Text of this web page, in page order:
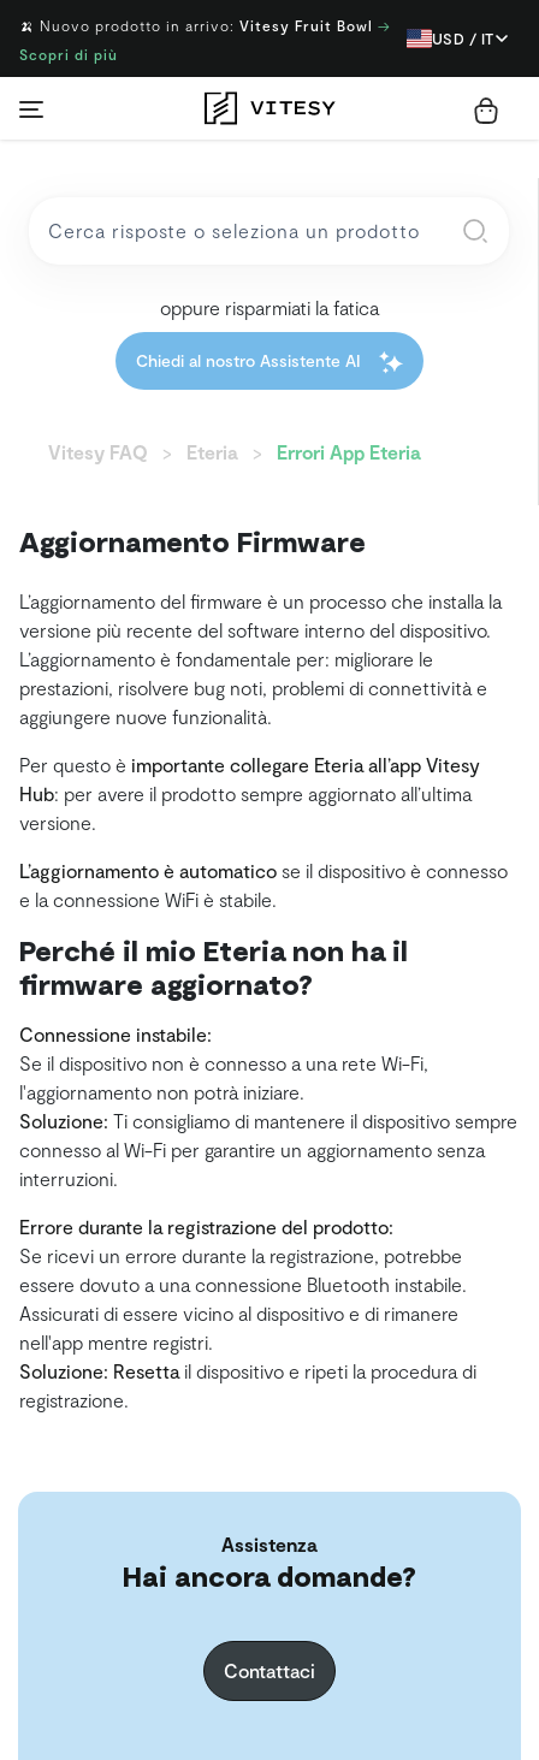
🍌 Nuovo prodotto in arrivo: Vitesy Fruit Bowl →
Scopri di più
USD / IT
oppure risparmiati la fatica
Chiedi al nostro Assistente AI
Vitesy FAQ Eteria Errori App Eteria
Aggiornamento Firmware
L’aggiornamento del firmware è un processo che installa la
versione più recente del software interno del dispositivo.
L’aggiornamento è fondamentale per: migliorare le
prestazioni, risolvere bug noti, problemi di connettività e
aggiungere nuove funzionalità.
Per questo è importante collegare Eteria all’app Vitesy
Hub: per avere il prodotto sempre aggiornato all’ultima
versione.
L’aggiornamento è automatico se il dispositivo è connesso
e la connessione WiFi è stabile.
Perché il mio Eteria non ha il
firmware aggiornato?
Connessione instabile:
Se il dispositivo non è connesso a una rete Wi-Fi,
l'aggiornamento non potrà iniziare.
Soluzione: Ti consigliamo di mantenere il dispositivo sempre
connesso al Wi-Fi per garantire un aggiornamento senza
interruzioni.
Errore durante la registrazione del prodotto:
Se ricevi un errore durante la registrazione, potrebbe
essere dovuto a una connessione Bluetooth instabile.
Assicurati di essere vicino al dispositivo e di rimanere
nell'app mentre registri.
Soluzione: Resettail dispositivo e ripeti la procedura di
registrazione.
Assistenza
Hai ancora domande?
Contattaci